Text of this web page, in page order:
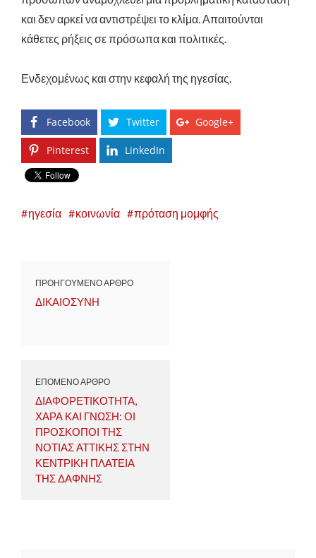
και δεν αρκεί να αντιστρέψει το κλίμα. Απαιτούνται
κάθετες ρήξεις σε πρόσωπα και πολιτικές.
Ενδεχομένως και στην κεφαλή της ηγεσίας.
Facebook Twitter Google+
Pinterest LinkedIn
ηγεσία κοινωνία πρόταση μομφής
ΠΡΟΗΓΟΥΜΕΝΟ ΑΡΘΡΟ
ΔΙΚΑΙΟΣΥΝΗ
ΕΠΟΜΕΝΟ ΑΡΘΡΟ
ΔΙΑΦΟΡΕΤΙΚΟΤΗΤΑ,
ΧΑΡΑ ΚΑΙ ΓΝΩΣΗ: ΟΙ
ΠΡΟΣΚΟΠΟΙ ΤΗΣ
ΝΟΤΙΑΣ ΑΤΤΙΚΗΣ ΣΤΗΝ
ΚΕΝΤΡΙΚΗ ΠΛΑΤΕΙΑ
ΤΗΣ ΔΑΦΝΗΣ